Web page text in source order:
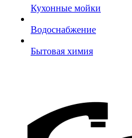
Кухонные мойки
Водоснабжение
Бытовая химия